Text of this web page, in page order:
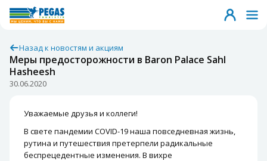
Назад к новостям и акциям
Меры предосторожности в Baron Palace Sahl
Hasheesh
30.06.2020
Уважаемые друзья и коллеги!
В свете пандемии COVID-19 наша повседневная жизнь,
рутина и путешествия претерпели радикальные
беспрецедентные изменения. В вихре